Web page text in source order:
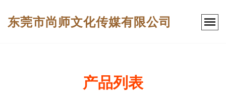
东莞市尚师文化传媒有限公司
产品列表